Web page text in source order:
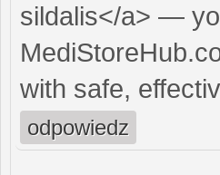
sildalis</a> —
with safe,
odpowiedz